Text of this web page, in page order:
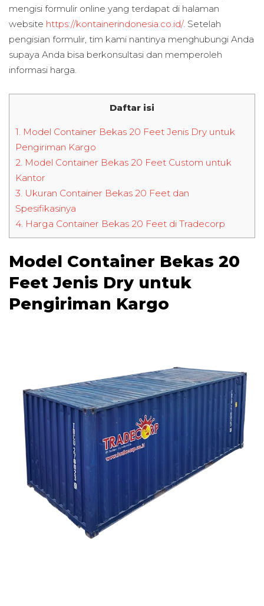
mengisi formulir online yang terdapat di halaman
website https://kontainerindonesia.co.id/. Setelah
pengisian formulir, tim kami nantinya menghubungi Anda
supaya Anda bisa berkonsultasi dan memperoleh
informasi harga.
Daftar isi
1. Model Container Bekas 20 Feet Jenis Dry untuk
Pengiriman Kargo
2. Model Container Bekas 20 Feet Custom untuk
Kantor
3. Ukuran Container Bekas 20 Feet dan
Spesifikasinya
4. Harga Container Bekas 20 Feet di Tradecorp
Model Container Bekas 20
Feet Jenis Dry untuk
Pengiriman Kargo